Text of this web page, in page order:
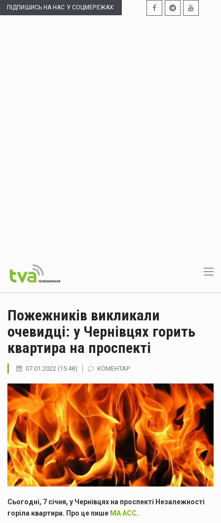
ПІДПИШИСЬ НА НАС У СОЦМЕРЕЖАХ:
Пожежників викликали
очевидці: у Чернівцях горить
квартира на проспекті
07.01.2022 (15:48) КОМЕНТАР
Сьогодні, 7 січня, у Чернівцях на проспекті Незалежності
горіла квартира. Про це пише МА АСС.